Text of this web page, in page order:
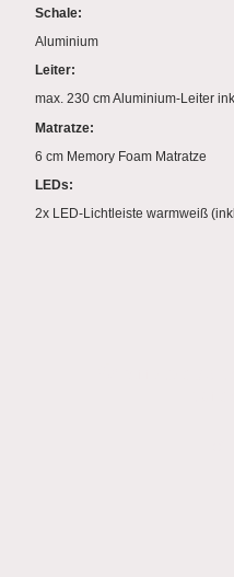
Schale:
Aluminium
Leiter:
max. 230 cm Aluminium-Leiter
Matratze:
6 cm Memory Foam Matratze
LEDs:
2x LED-Lichtleiste warmweiß